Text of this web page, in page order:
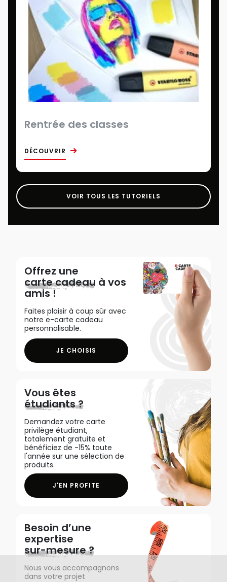
Rentrée des classes
DÉCOUVRIR
VOIR TOUS LES TUTORIELS
Offrez une
carte cadeau à vos
amis !
Faites plaisir à coup sûr avec
notre e-carte cadeau
personnalisable.
JE CHOISIS
Vous êtes
étudiants ?
Demandez votre carte
privilège étudiant,
totalement gratuite et
bénéficiez de -15% toute
l'année sur une sélection de
produits.
J'EN PROFITE
Besoin d’une
expertise
sur-mesure ?
Nous vous accompagnons
dans votre projet